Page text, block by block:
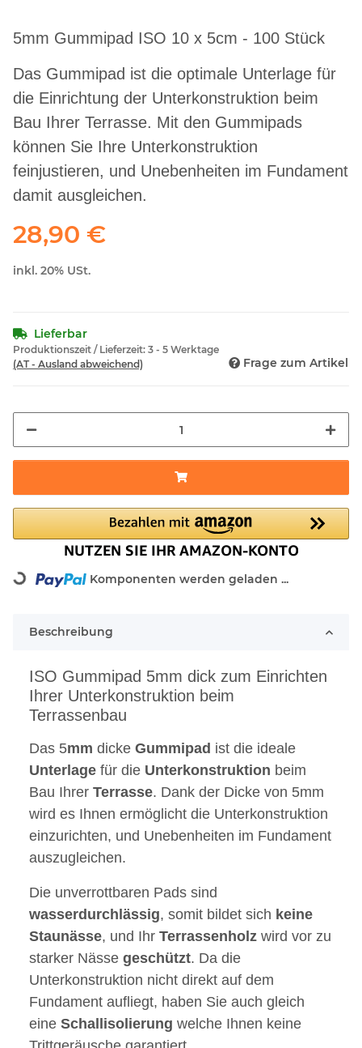
5mm Gummipad ISO 10 x 5cm - 100 Stück
Das Gummipad ist die optimale Unterlage für
die Einrichtung der Unterkonstruktion beim
Bau Ihrer Terrasse. Mit den Gummipads
können Sie Ihre Unterkonstruktion
feinjustieren, und Unebenheiten im Fundament
damit ausgleichen.
28,90 €
inkl. 20% USt.
Lieferbar
Produktionszeit / Lieferzeit: 3 - 5 Werktage
(AT - Ausland abweichend)
Frage zum Artikel
Loading... Komponenten werden geladen ...
Beschreibung
ISO Gummipad 5mm dick zum Einrichten
Ihrer Unterkonstruktion beim
Terrassenbau
Das 5mm dicke Gummipad ist die ideale
Unterlage für die Unterkonstruktion beim
Bau Ihrer Terrasse. Dank der Dicke von 5mm
wird es Ihnen ermöglicht die Unterkonstruktion
einzurichten, und Unebenheiten im Fundament
auszugleichen.
Die unverrottbaren Pads sind
wasserdurchlässig, somit bildet sich keine
Staunässe, und Ihr Terrassenholz wird vor zu
starker Nässe geschützt. Da die
Unterkonstruktion nicht direkt auf dem
Fundament aufliegt, haben Sie auch gleich
eine Schallisolierung welche Ihnen keine